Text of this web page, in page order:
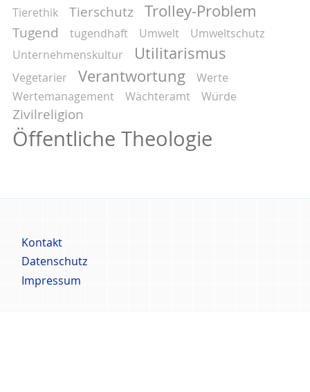
Tierethik
Tierschutz Trolley-Problem
Tugend tugendhaft Umwelt
Umweltschutz
Unternehmenskultur
Utilitarismus
Vegetarier Verantwortung
Werte
Wertemanagement
Wächteramt Würde
Zivilreligion
Öffentliche Theologie
Fußbereich
Menü
Kontakt
Datenschutz
Impressum